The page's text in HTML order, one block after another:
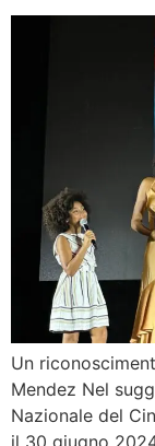
Un
Mendez Nel
Nazionale del